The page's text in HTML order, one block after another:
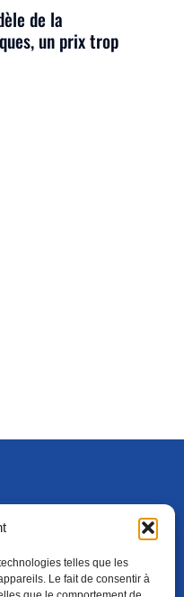
telles que les
Le fait de consentir à
de la
un prix trop
FENÊTRE)
ADHÉRER